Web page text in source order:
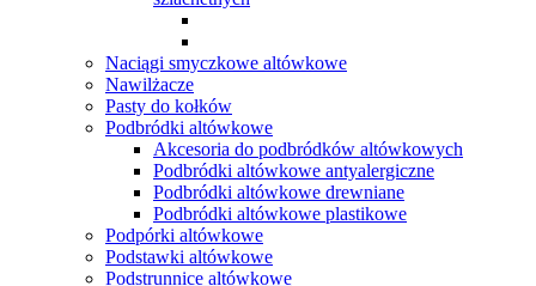
Naciągi smyczkowe altówkowe
Nawilżacze
Pasty do kołków
Podbródki altówkowe
Akcesoria do podbródków altówkowych
Podbródki altówkowe antyalergiczne
Podbródki altówkowe drewniane
Podbródki altówkowe plastikowe
Podpórki altówkowe
Podstawki altówkowe
Podstrunnice altówkowe